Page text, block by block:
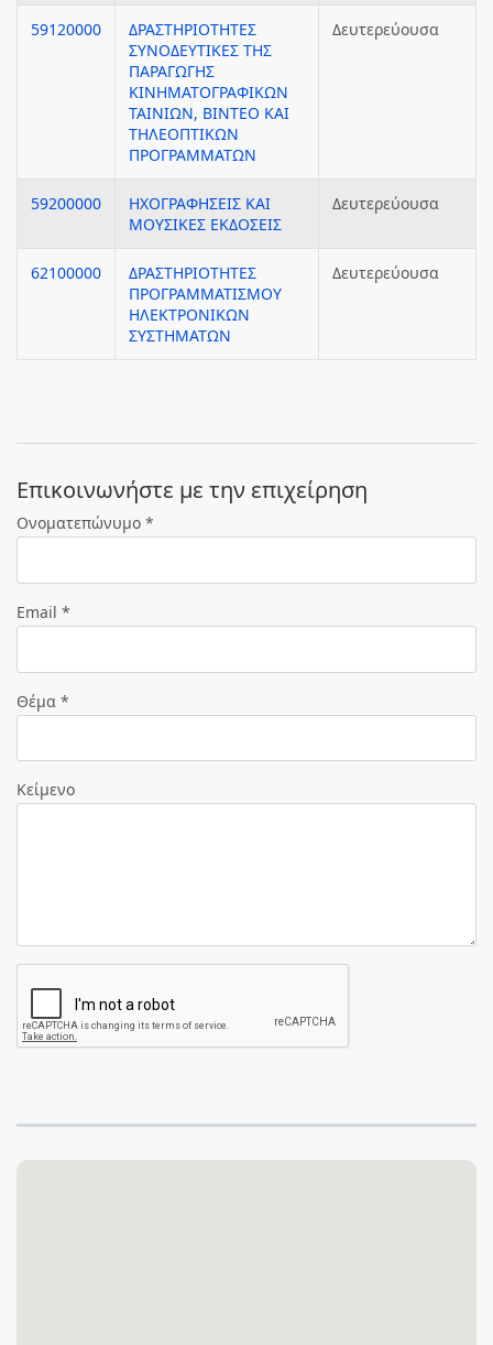
59120000
ΔΡΑΣΤΗΡΙΟΤΗΤΕΣ
ΣΥΝΟΔΕΥΤΙΚΕΣ ΤΗΣ
ΠΑΡΑΓΩΓΗΣ
ΚΙΝΗΜΑΤΟΓΡΑΦΙΚΩΝ
ΤΑΙΝΙΩΝ, ΒΙΝΤΕΟ ΚΑΙ
ΤΗΛΕΟΠΤΙΚΩΝ
ΠΡΟΓΡΑΜΜΑΤΩΝ
Δευτερεύουσα
59200000
ΗΧΟΓΡΑΦΗΣΕΙΣ ΚΑΙ
ΜΟΥΣΙΚΕΣ ΕΚΔΟΣΕΙΣ
Δευτερεύουσα
62100000
ΔΡΑΣΤΗΡΙΟΤΗΤΕΣ
ΠΡΟΓΡΑΜΜΑΤΙΣΜΟΥ
ΗΛΕΚΤΡΟΝΙΚΩΝ
ΣΥΣΤΗΜΑΤΩΝ
Δευτερεύουσα
Eπικοινωνήστε με την επιχείρηση
Ονοματεπώνυμο *
Email *
Θέμα *
Κείμενο